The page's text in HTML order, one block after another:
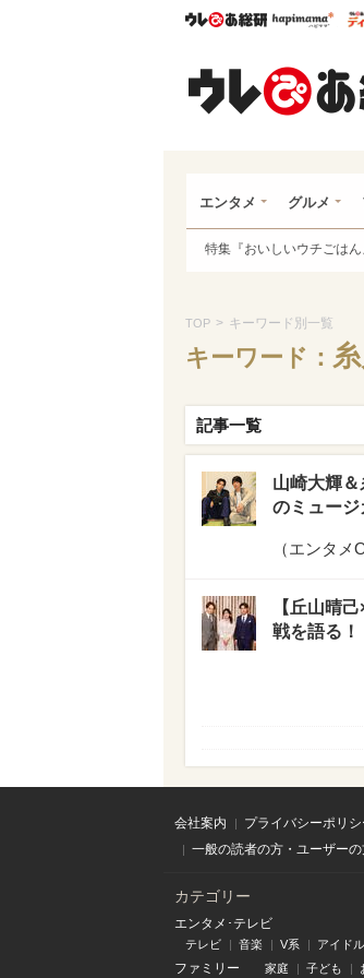
ウレぴあ総研
エンタメ グルメ
特集『おいしいウチごはん
TOP > キーワード別一覧
キーワード：
記事一覧
山崎大輝
のミュージ
（エンタメ
【丘山晴
戦を語る！
会社案内 プライバシーポリシ
一般の読者の方・ユーザー
カテゴリー
エンタメ･テレビ
テレビ 音楽 V系 アイドル
ファミリー 家庭 子ども